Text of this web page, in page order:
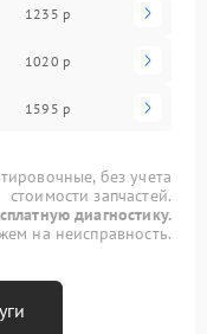
1235 р
1020 р
1595 р
без учета
стоимости запчастей.
диагностику.
на неисправность.